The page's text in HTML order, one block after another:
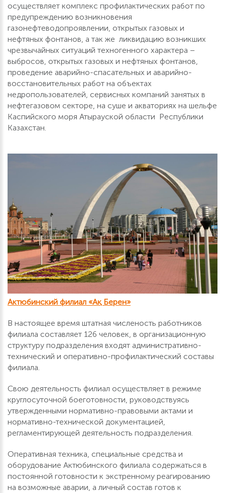
осуществляет комплекс профилактических работ по
предупреждению возникновения
газонефтеводопроявлении, открытых газовых и
нефтяных фонтанов, а так же ликвидацию возникших
чрезвычайных ситуаций техногенного характера –
выбросов, открытых газовых и нефтяных фонтанов,
проведение аварийно-спасательных и аварийно-
восстановительных работ на объектах
недропользователей, сервисных компаний занятых в
нефтегазовом секторе, на суше и акваториях на шельфе
Каспийского моря Атырауской области Республики
Казахстан.
Актюбинский филиал «Ақ Берен»
В настоящее время штатная численость работников
филиала составляет 126 человек, в организационную
структуру подразделения входят административно-
технический и оперативно-профилактический составы
филиала.
Свою деятельность филиал осуществляет в режиме
круглосуточной боеготовности, руководствуясь
утвержденными нормативно-правовыми актами и
нормативно-технической документацией,
регламентирующей деятельность подразделения.
Оперативная техника, специальные средства и
оборудование Актюбинского филиала содержаться в
постоянной готовности к экстренному реагированию
на возможные аварии, а личный состав готов к